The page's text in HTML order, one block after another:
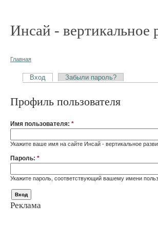
Инсай - вертикальное
Главная
Вход Забыли пароль?
Профиль пользователя
Имя пользователя: *
Укажите ваше имя на сайте Инсай - вертикальное
Пароль: *
Укажите пароль, соответствующий вашему имени
Реклама